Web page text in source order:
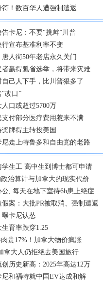
！数百华人遭强制遣返
卡尼：不要“挑衅”川普
行宣布基准利率不变
人街50年老店永久关门
赢得魁省选举，将带来灾难
己人下手，比川普狠多了
改口”
口或超过5700万
支付部分医疗费用惹来不满
牌得主转投美国
走上特鲁多和自由党的老路
学生工 高中生到博士都可申请
治算计与加拿大的现实代价
, 每天在地下室待6h患上绝症
案：大批PR被取消、强制遣返
曝卡尼认怂
育率跌穿1.25
贵17%！加拿大物价疯涨
拿大人仍拒绝去美国旅行
历史新高：2025年高达12万
和福特就中国EV达成和解